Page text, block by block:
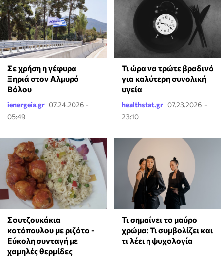
Σε χρήση η γέφυρα
Ξηριά στον Αλμυρό
Βόλου
ienergeia.gr 07.24.2026 -
05:49
Τι ώρα να τρώτε βραδινό
για καλύτερη συνολική
υγεία
healthstat.gr 07.23.2026 -
23:10
Σουτζουκάκια
κοτόπουλου με ριζότο -
Εύκολη συνταγή με
χαμηλές θερμίδες
Τι σημαίνει το μαύρο
χρώμα: Τι συμβολίζει και
τι λέει η ψυχολογία